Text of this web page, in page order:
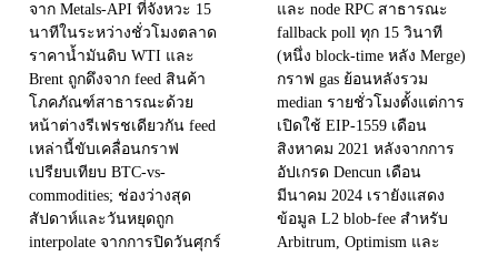
จาก Metals-API ที่จังหวะ 15
นาทีในระหว่างชั่วโมงตลาด
ราคาน้ำมันดิบ WTI และ
Brent ถูกดึงจาก feed สินค้า
โภคภัณฑ์สาธารณะด้วย
หน้าต่างรีเฟรชเดียวกัน feed
เหล่านี้ขับเคลื่อนกราฟ
เปรียบเทียบ BTC-vs-
commodities; ช่องว่างสุด
สัปดาห์และวันหยุดถูก
interpolate จากการปิดวันศุกร์
และ node RPC สาธารณะ
fallback poll ทุก 15 วินาที
(หนึ่ง block-time หลัง Merge)
กราฟ gas ย้อนหลังรวม
median รายชั่วโมงตั้งแต่การ
เปิดใช้ EIP-1559 เดือน
สิงหาคม 2021 หลังจากการ
อัปเกรด Dencun เดือน
มีนาคม 2024 เรายังแสดง
ข้อมูล L2 blob-fee สำหรับ
Arbitrum, Optimism และ